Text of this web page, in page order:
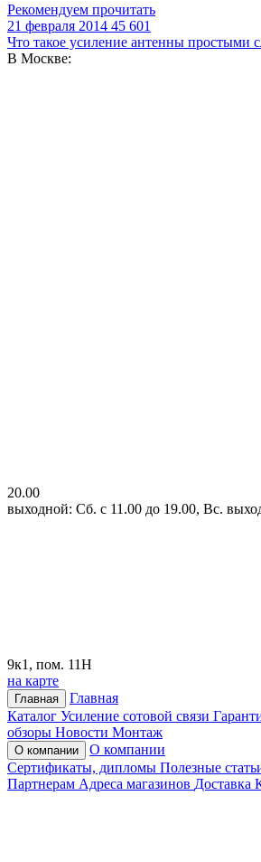
Рекомендуем прочитать
21 февраля 2014 45 601
Что такое усиление антенны простыми
В Москве:
20.00
выходной: Сб. с 11.00 до 19.00, Вс.
9к1, пом. 11Н
на карте
Главная
Главная
Каталог Усиление сотовой связи
обзоры Новости Монтаж
О компании
О компании
Сертификаты, дипломы Полезные
Партнерам Адреса магазинов Доставка